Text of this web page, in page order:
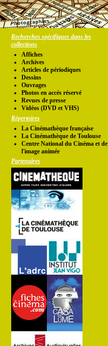
Recherches spécifiques dans les
collections
Affiches
Archives
Articles de périodiques
Dessins
Ouvrages
Photos en accés réservé
Revues de presse
Vidéos (DVD et VHS)
Répertoires
La Cinémathèque française
La Cinémathèque de Toulouse
Centre National du Cinéma et de
l'image animée
Partenaires